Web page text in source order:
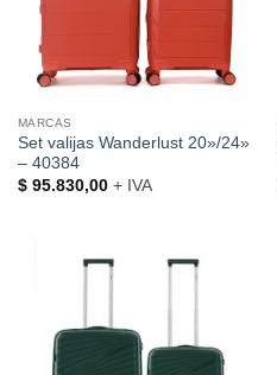
MARCAS
Set valijas Wanderlust 20»/24»
– 40384
$95.830,00+ IVA